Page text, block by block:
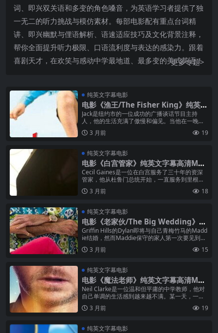
词、即兴双关语和多变的角色嗓音，为英语学习者提供了独
一无二的听力挑战与模仿素材。每部电影配有重点台词精
讲、即兴幽默与俚语解析、语速适应技巧及文化背景注释，
帮你全面提升听力极限、口语流利度与表达的感染力。跟着
喜剧天才，在欢笑与感动中学最地道、最多变的美式英语！
更多专题>
纯英文字幕电影
电影《渔王/The Fisher King》纯英文
字幕高清MP4下载
Jack是纽约市的一位成功的广播谈话节目主持
人，他的生活充满了傲慢和偏见。当他在一晚上
醉酒后与一位男士发生冲突，导致对方心脏病发
作死亡后，他的生活开始崩塌。几年...
3 月前 19
纯英文字幕电影
电影《白宫管家》纯英文字幕高清MP4
下载
Cecil Gaines是一位在白宫服务了三十年的资深
管家，他从杜鲁门总统开始，一直服务到里根总
统。在这三十多年里，Cecil见证了美国历史上最
动荡的一些时刻—...
3 月前 18
纯英文字幕电影
电影《老家伙/The Big Wedding》纯
英文字幕高清MP4下载
Griffin Hills的Dylan即将与自己青梅竹马的Madd
ie结婚，然而Maddie保守的家人第一次要见到Dy
lan那对离婚多年的父母——Lyla和Ku...
3 月前 15
纯英文字幕电影
电影《魔法老师》纯英文字幕高清MP4
下载
Neil Clarke是一位温和但平庸的中学教师，他对
自己单调的生活感到越来越不满。某一天，一组
外形访客来到地球，他们决定给人类一个机会
——赋予一个地球人任何他...
3 月前 19
纯英文字幕电影